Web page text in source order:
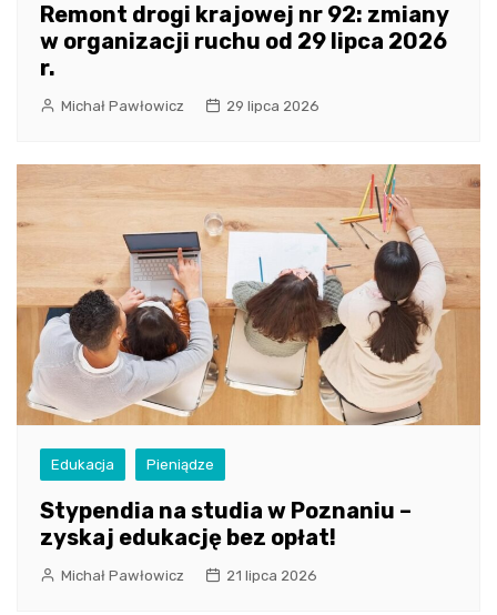
Remont drogi krajowej nr 92: zmiany
w organizacji ruchu od 29 lipca 2026
r.
Michał Pawłowicz 29 lipca 2026
Edukacja Pieniądze
Stypendia na studia w Poznaniu –
zyskaj edukację bez opłat!
Michał Pawłowicz 21 lipca 2026